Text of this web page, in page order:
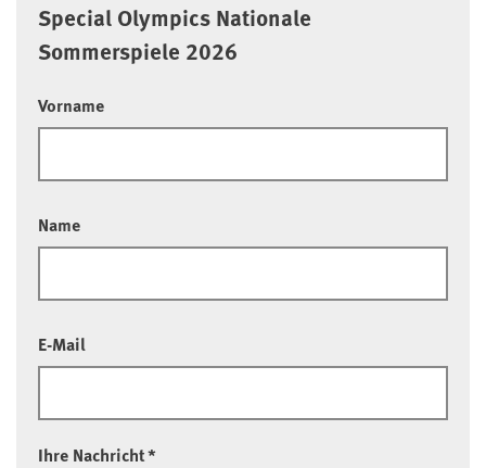
Special Olympics Nationale
Sommerspiele 2026
Vorname
Name
E-Mail
Ihre Nachricht*